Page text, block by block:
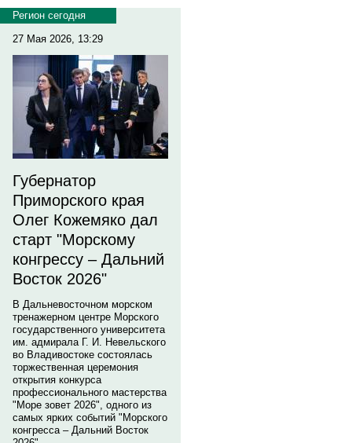
Регион сегодня
27 Мая 2026, 13:29
Губернатор
Приморского края
Олег Кожемяко дал
старт "Морскому
конгрессу – Дальний
Восток 2026"
В Дальневосточном морском
тренажерном центре Морского
государственного университета
им. адмирала Г. И. Невельского
во Владивостоке состоялась
торжественная церемония
открытия конкурса
профессионального мастерства
"Море зовет 2026", одного из
самых ярких событий "Морского
конгресса – Дальний Восток